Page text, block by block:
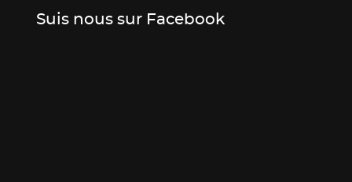
Suis nous sur Facebook